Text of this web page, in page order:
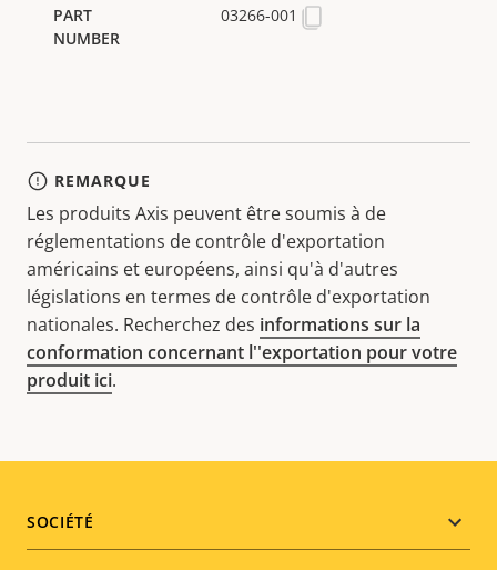
03266-001
REMARQUE
Les produits Axis peuvent être soumis à de
réglementations de contrôle d'exportation
américains et européens, ainsi qu'à d'autres
législations en termes de contrôle d'exportation
nationales. Recherchez des informations sur la
conformation concernant l''exportation pour votre
produit ici.
Footer
SOCIÉTÉ